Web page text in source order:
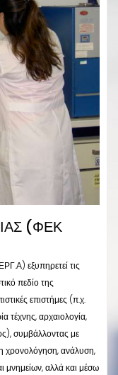
(ΦΕΚ
εξυπηρετεί τις
πεδίο της
επιστήμες (π.χ.
τέχνης, αρχαιολογία,
συμβάλλοντας με
χρονολόγηση, ανάλυση,
μνημείων, αλλά και μέσω